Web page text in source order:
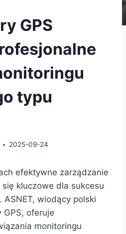
GPS
typu
2025-09-24
efektywne zarządzanie
kluczowe dla sukcesu
wiodący polski
oferuje
monitoringu